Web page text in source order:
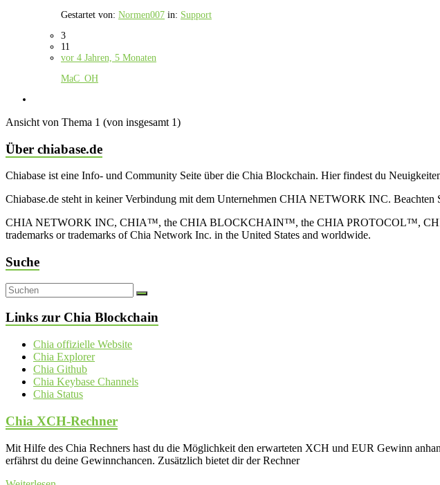
Gestartet von: Normen007 in: Support
3
11
vor 4 Jahren, 5 Monaten
MaC_OH
Ansicht von Thema 1 (von insgesamt 1)
Über chiabase.de
Chiabase ist eine Info- und Community Seite über die Chia Blockchain. Hier findest du
Chiabase.de steht in keiner Verbindung mit dem Unternehmen CHIA NETWORK INC.
CHIA NETWORK INC, CHIA™, the CHIA BLOCKCHAIN™, the CHIA PROTOCOL™,
trademarks or trademarks of Chia Network Inc. in the United States and worldwide.
Suche
Links zur Chia Blockchain
Chia offizielle Website
Chia Explorer
Chia Github
Chia Keybase Channels
Chia Status
Chia XCH-Rechner
Mit Hilfe des Chia Rechners hast du die Möglichkeit den erwarteten XCH und EUR Gewinn
erfährst du deine Gewinnchancen. Zusätzlich bietet dir der Rechner